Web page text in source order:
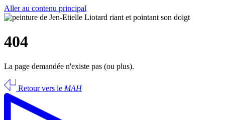
Aller au contenu principal
404
La page demandée n'existe pas (ou plus).
Retour vers le MAH